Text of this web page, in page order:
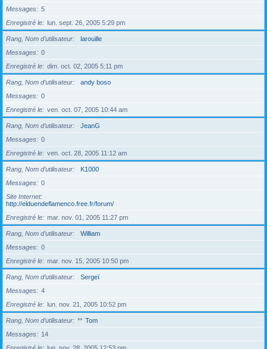
Messages
5
Enregistré le
lun. sept. 26, 2005 5:29 pm
Rang, Nom d’utilisateur
larouille
Messages
0
Enregistré le
dim. oct. 02, 2005 5:11 pm
Rang, Nom d’utilisateur
andy boso
Messages
0
Enregistré le
ven. oct. 07, 2005 10:44 am
Rang, Nom d’utilisateur
JeanG
Messages
0
Enregistré le
ven. oct. 28, 2005 11:12 am
Rang, Nom d’utilisateur
K1000
Messages
0
Site Internet
http://elduendeflamenco.free.fr/forum/
Enregistré le
mar. nov. 01, 2005 11:27 pm
Rang, Nom d’utilisateur
William
Messages
0
Enregistré le
mar. nov. 15, 2005 10:50 pm
Rang, Nom d’utilisateur
Sergeï
Messages
4
Enregistré le
lun. nov. 21, 2005 10:52 pm
Rang, Nom d’utilisateur ** Tom
Messages
14